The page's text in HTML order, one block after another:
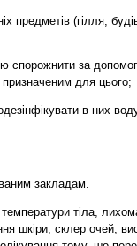
предметів (гілля,
спорожнити за
для цього;
в них
закладам.
тіла,
склер очей,